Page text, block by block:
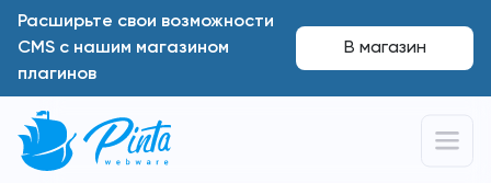
Расширьте свои возможности
CMS с нашим магазином
плагинов
В магазин